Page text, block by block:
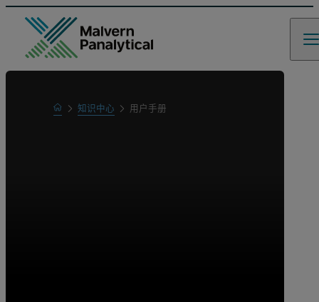
Home
Learn
知识中心 用户手册